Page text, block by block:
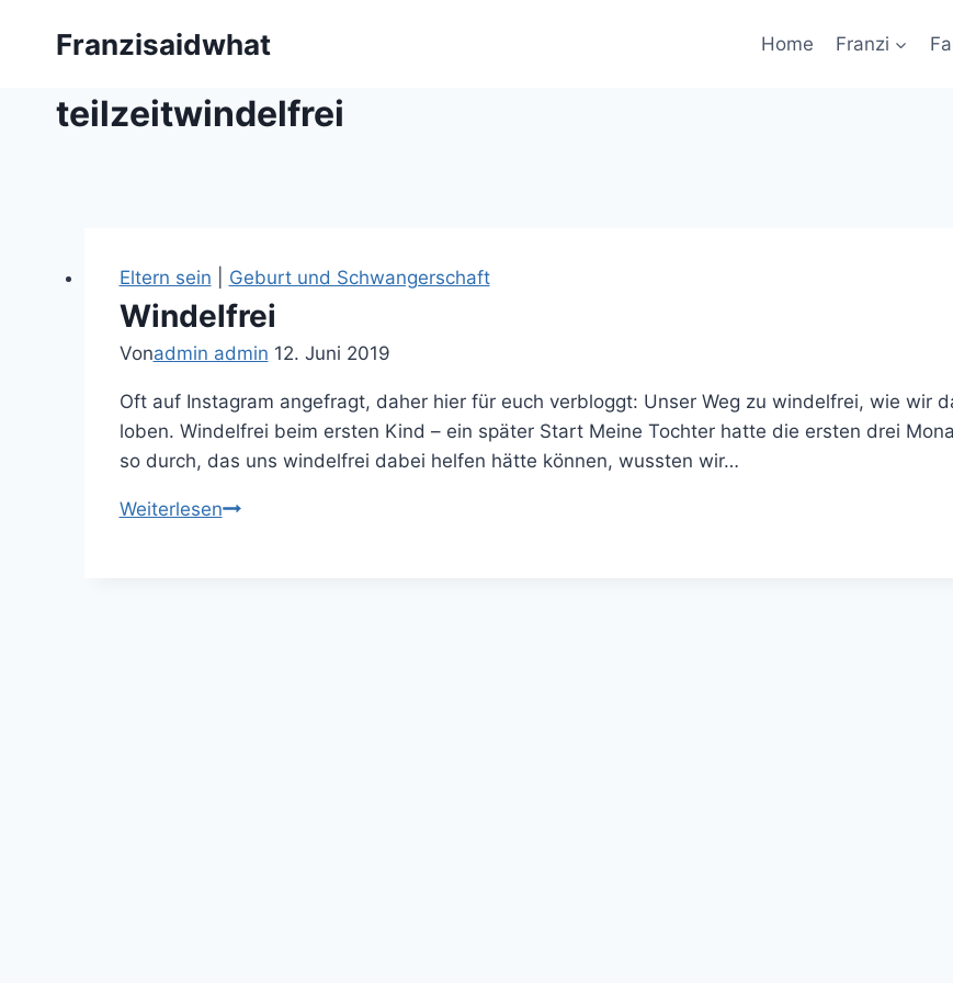
Franzisaidwhat Home Franzi
teilzeitwindelfrei
Eltern sein Geburt und Schwangerschaft
Windelfrei
Vonadmin admin 12. Juni 2019
Oft auf Instagram angefragt, daher hier für euch verbloggt: Unser Weg zu windelfrei, wie wir
loben. Windelfrei beim ersten Kind – ein später Start Meine Tochter hatte die ersten drei
so durch, das uns windelfrei dabei helfen hätte können, wussten wir…
WeiterlesenWindelfrei